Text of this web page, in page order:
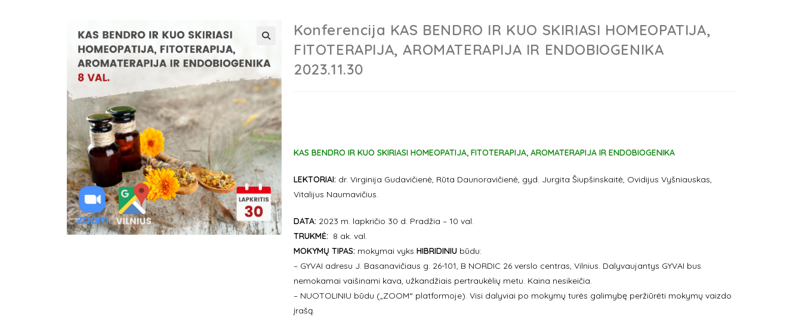
Konferencija KAS BENDRO IR KUO SKIRIASI HOMEOPATIJA,
FITOTERAPIJA, AROMATERAPIJA IR ENDOBIOGENIKA
2023.11.30
KAS BENDRO IR KUO SKIRIASI HOMEOPATIJA, FITOTERAPIJA, AROMATERAPIJA IR ENDOBIOGENIKA
LEKTORIAI: dr. Virginija Gudavičienė, Rūta Daunoravičienė, gyd. Jurgita Šiupšinskaitė, Ovidijus Vyšniauskas,
Vitalijus Naumavičius.
DATA: 2023 m. lapkričio 30 d. Pradžia – 10 val.
TRUKMĖ: 8 ak. val.
MOKYMŲ TIPAS: mokymai vyks HIBRIDINIUbūdu:
– GYVAI adresu J. Basanavičiaus g. 26-101, B NORDIC 26 verslo centras, Vilnius. Dalyvaujantys GYVAI bus
nemokamai vaišinami kava, užkandžiais pertraukėlių metu. Kaina nesikeičia.
– NUOTOLINIU būdu („ZOOM“ platformoje). Visi dalyviai po mokymų turės galimybę peržiūrėti mokymų vaizdo
įrašą.